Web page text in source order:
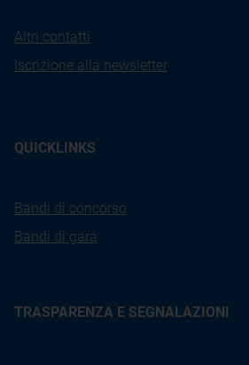
Altri contatti
Iscrizione alla newsletter
QUICKLINKS
Bandi di concorso
Bandi di gara
TRASPARENZA E SEGNALAZIONI